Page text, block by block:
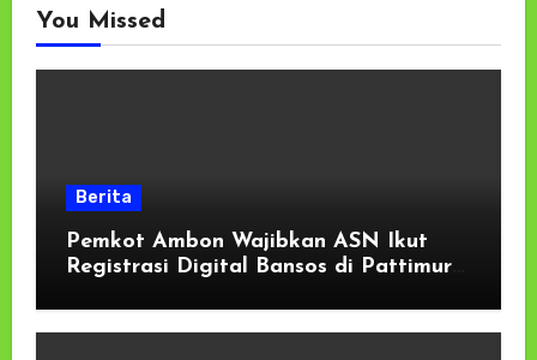
You Missed
Berita
Pemkot Ambon Wajibkan ASN Ikut
Registrasi Digital Bansos di Pattimura